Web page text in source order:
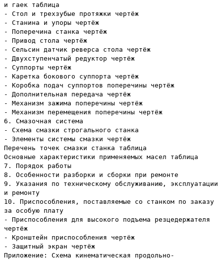
и гаек таблица
- Стол и трехзубые протяжки чертёж
- Станина и упоры чертёж
- Поперечина станка чертёж
- Привод стола чертёж
- Сельсин датчик реверса стола чертёж
- Двухступенчатый редуктор чертёж
- Суппорты чертёж
- Каретка бокового суппорта чертёж
- Коробка подач суппортов поперечины чертёж
- Дополнительная передача чертёж
- Механизм зажима поперечины чертёж
- Механизм перемещения поперечины чертёж
6. Смазочная система
- Схема смазки строгального станка
- Элементы системы смазки чертёж
Перечень точек смазки станка таблица
Основные характеристики применяемых масел таблица
7. Порядок работы
8. Особенности разборки и сборки при ремонте
9. Указания по техническому обслуживанию, эксплуатации
и ремонту
10. Приспособления, поставляемые со станком по заказу
за особую плату
- Приспособления для высокого подъема резцедержателя
чертёж
- Кронштейн приспособления чертёж
- Защитный экран чертёж
Приложение: Схема кинематическая продольно-